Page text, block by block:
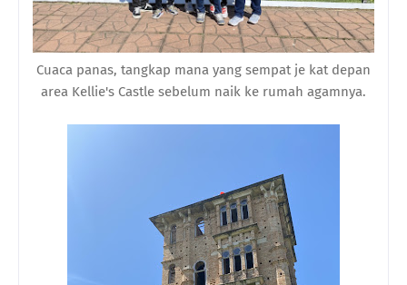
Cuaca panas, tangkap mana yang sempat je kat depan
area Kellie's Castle sebelum naik ke rumah agamnya.